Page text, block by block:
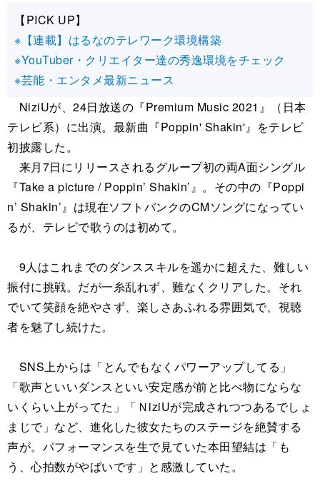
【PICK UP】
※【連載】はるなのテレワーク環境構築
※YouTuber・クリエイター達の秀逸環境をチェック
※芸能・エンタメ最新ニュース
NiziUが、24日放送の『Premium Music 2021』（日本
テレビ系）に出演。最新曲『Poppin' Shakin'』をテレビ
初披露した。
来月7日にリリースされるグループ初の両A面シングル
『Take a picture / Poppin’ Shakin’』。その中の『Poppi
n’ Shakin’』は現在ソフトバンクのCMソングになってい
るが、テレビで歌うのは初めて。
9人はこれまでのダンススキルを遥かに超えた、難しい
振付に挑戦。だが一糸乱れず、難なくクリアした。それ
でいて笑顔を絶やさず、楽しさあふれる雰囲気で、視聴
者を魅了し続けた。
SNS上からは「とんでもなくパワーアップしてる」
「歌声といいダンスといい安定感が前と比べ物にならな
いくらい上がってた」「ＮiziUが完成されつつあるでしょ
まじで」など、進化した彼女たちのステージを絶賛する
声が。パフォーマンスを生で見ていた本田望結は「も
う、心拍数がやばいです」と感激していた。